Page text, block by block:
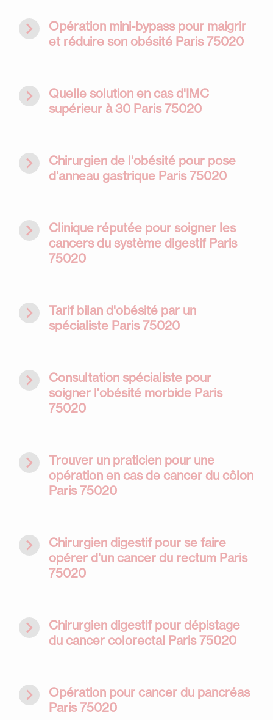
navigate_next
Opération mini-bypass pour maigrir
et réduire son obésité Paris 75020
navigate_next
Quelle solution en cas d'IMC
supérieur à 30 Paris 75020
navigate_next
Chirurgien de l'obésité pour pose
d'anneau gastrique Paris 75020
navigate_next
Clinique réputée pour soigner les
cancers du système digestif Paris
75020
navigate_next
Tarif bilan d'obésité par un
spécialiste Paris 75020
navigate_next
Consultation spécialiste pour
soigner l'obésité morbide Paris
75020
navigate_next
Trouver un praticien pour une
opération en cas de cancer du côlon
Paris 75020
navigate_next
Chirurgien digestif pour se faire
opérer d'un cancer du rectum Paris
75020
navigate_next
Chirurgien digestif pour dépistage
du cancer colorectal Paris 75020
navigate_next
Opération pour cancer du pancréas
Paris 75020